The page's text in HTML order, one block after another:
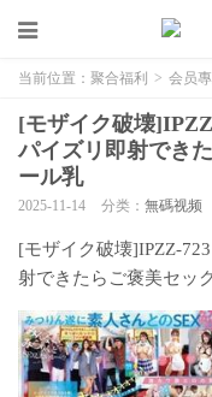
当前位置： 聚合福利 > 会员
[モザイク破壊
パイズリ即射でき
ール乳
2025-11-14 分类： 無碼视频
[モザイク破壊]IPZZ-
射できたらご褒美セッ